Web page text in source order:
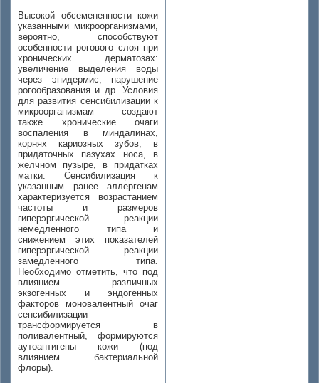
Высокой обсемененности кожи
указанными микроорганизмами,
вероятно, способствуют
особенности рогового слоя при
хронических дерматозах:
увеличение выделения воды
через эпидермис, нарушение
рогообразования и др. Условия
для развития сенсибилизации к
микроорганизмам создают
также хронические очаги
воспаления в миндалинах,
корнях кариозных зубов, в
придаточных пазухах носа, в
желчном пузыре, в придатках
матки. Сенсибилизация к
указанным ранее аллергенам
характеризуется возрастанием
частоты и размеров
гиперэргической реакции
немедленного типа и
снижением этих показателей
гиперэргической реакции
замедленного типа.
Необходимо отметить, что под
влиянием различных
экзогенных и эндогенных
факторов моновалентный очаг
сенсибилизации
трансформируется в
поливалентный, формируются
аутоантигены кожи (под
влиянием бактериальной
флоры).